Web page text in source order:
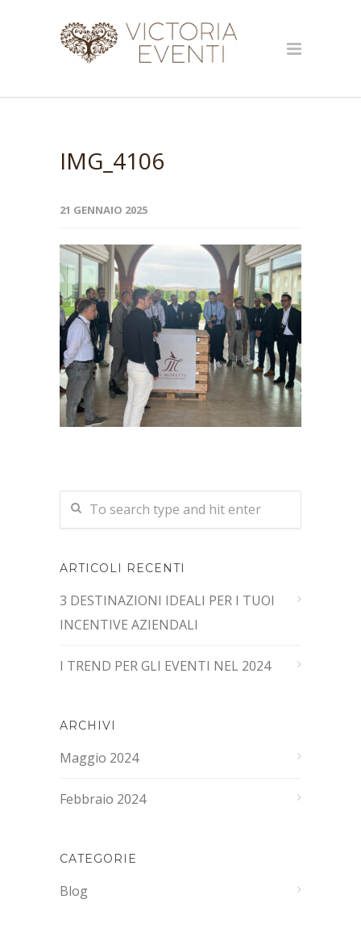
IMG_4106
21 GENNAIO 2025
ARTICOLI RECENTI
3 DESTINAZIONI IDEALI PER I TUOI
INCENTIVE AZIENDALI
I TREND PER GLI EVENTI NEL 2024
ARCHIVI
Maggio 2024
Febbraio 2024
CATEGORIE
Blog